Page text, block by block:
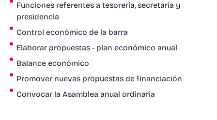
Funciones referentes a tesorería, secretaría y
presidencia
Control económico de la barra
Elaborar propuestas - plan económico anual
Balance económico
Promover nuevas propuestas de financiación
Convocar la Asamblea anual ordinaria